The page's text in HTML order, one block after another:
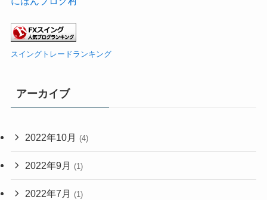
スイングトレードランキング
アーカイブ
2022年10月 (4)
2022年9月 (1)
2022年7月 (1)